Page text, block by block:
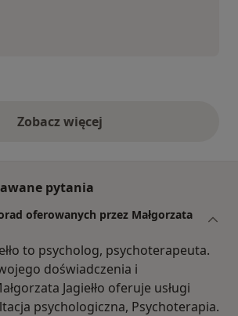
Zobacz więcejopinie powyżej
pytania
oferowanych przez Małgorzata
to psycholog, psychoterapeuta.
doświadczenia i
Jagiełło oferuje usługi
psychologiczna, Psychoterapia.